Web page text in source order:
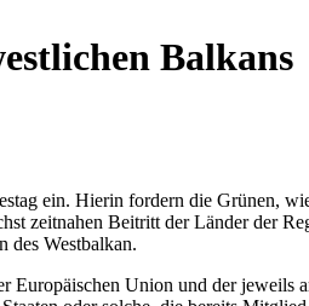
Balkans
ein. Hierin fordern die Grünen,
zeitnahen Beitritt der Länder der
des Westbalkan.
Europäischen Union und der jeweils